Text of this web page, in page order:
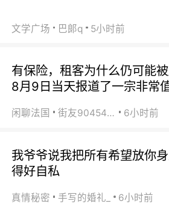
文学广场 巴郞q 5小时前
有保险，租客为什么仍可能
8月9日当天报道了一宗非常
闲聊法国 街友90454511 6小时前
我爷爷说我把所有希望放你
得好自私
真情秘密 手写的婚礼_ 6小时前